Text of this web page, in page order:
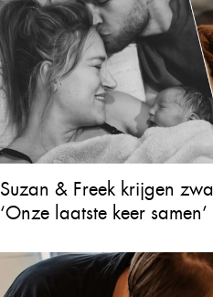
Suzan & Freek krijgen
‘Onze laatste keer samen’